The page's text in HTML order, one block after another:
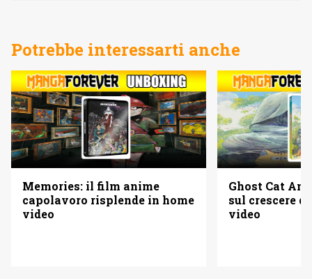
Potrebbe interessarti anche
Memories: il film anime
capolavoro risplende in home
video
Ghost Cat
sul crescere
video